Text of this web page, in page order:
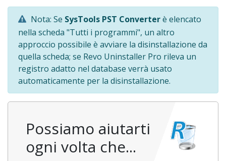
Nota: Se SysTools PST Converterè elencato
nella scheda "Tutti i programmi", un altro
approccio possibile è avviare la disinstallazione da
quella scheda; se Revo Uninstaller Pro rileva un
registro adatto nel database verrà usato
automaticamente per la disinstallazione.
Possiamo aiutarti
ogni volta che...